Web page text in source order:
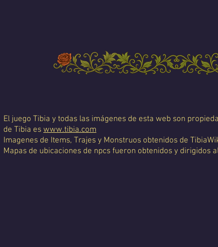
El juego Tibia y todas las imágenes de esta web son
de Tibia es www.tibia.com
Imagenes de Items, Trajes y Monstruos obtenidos de
Mapas de ubicaciones de npcs fueron obtenidos y dirigidos